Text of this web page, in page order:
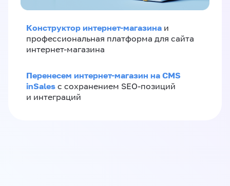
Конструктор интернет-магазина и
профессиональная платформа для сайта
интернет-магазина
Перенесем интернет-магазин на CMS
inSales с сохранением SEO-позиций
и интеграций